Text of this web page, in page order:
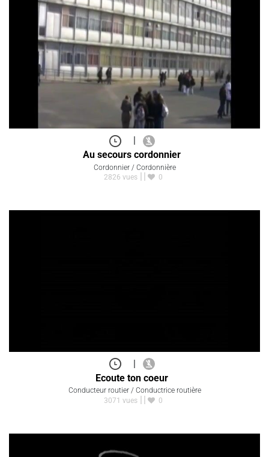
Au secours cordonnier
Cordonnier / Cordonnière
2826 vues
0
|
Ecoute ton coeur
Conducteur routier / Conductrice routière
3071 vues
0